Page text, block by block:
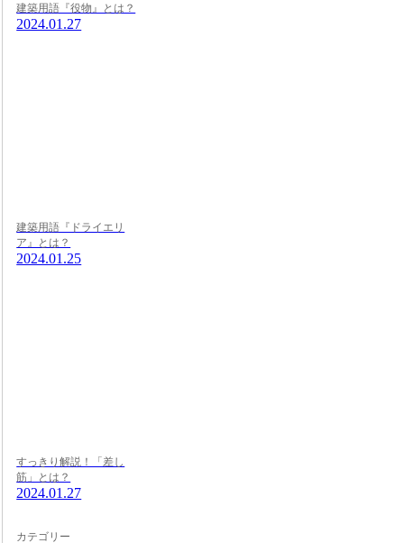
建築用語『役物』とは？
2024.01.27
建築用語『ドライエリ
ア』とは？
2024.01.25
すっきり解説！「差し
筋」とは？
2024.01.27
カテゴリー